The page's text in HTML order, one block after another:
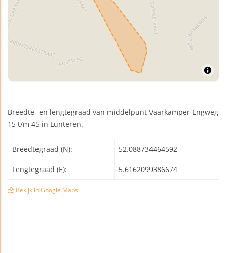
Breedte- en lengtegraad van middelpunt Vaarkamper Engweg
15 t/m 45 in Lunteren.
Breedtegraad (N): 52.088734464592
Lengtegraad (E): 5.6162099386674
Bekijk in Google Maps